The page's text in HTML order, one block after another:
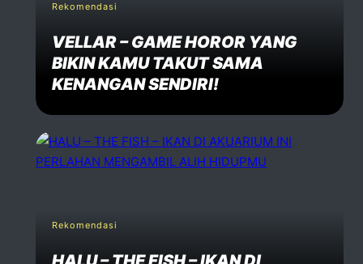
Comment *
Post Comment
Rekomendasi
VELLAR – GAME HOROR YANG
BIKIN KAMU TAKUT SAMA
KENANGAN SENDIRI!
Rekomendasi